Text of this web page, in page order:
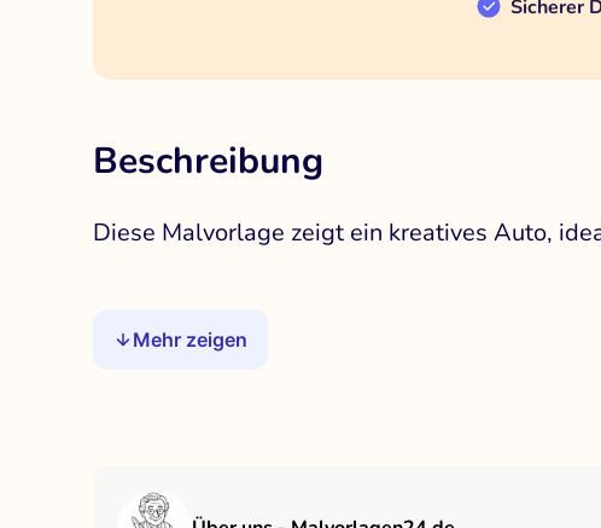
Sicherer
Beschreibung
Diese Malvorlage zeigt ein kreatives Auto,
Mehr zeigen